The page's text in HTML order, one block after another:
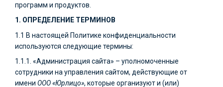
программ и продуктов.
1. ОПРЕДЕЛЕНИЕ ТЕРМИНОВ
1.1 В настоящей Политике конфиденциальности
используются следующие термины:
1.1.1. «Администрация сайта» – уполномоченные
сотрудники на управления сайтом, действующие от
имени ООО«Юрлицо», которые организуют и (или)